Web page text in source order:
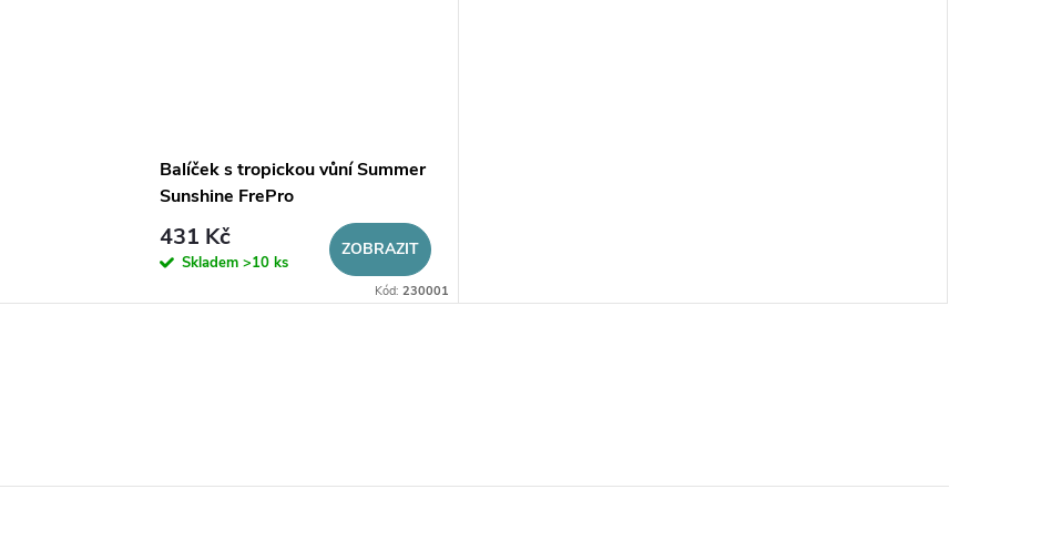
Balíček s tropickou vůní Summer
Sunshine FrePro
431 Kč
Skladem >10 ks
ZOBRAZIT
Kód: 230001